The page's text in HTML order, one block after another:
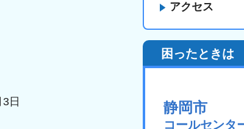
日
アクセス
困ったときは
静岡市
コールセンタ